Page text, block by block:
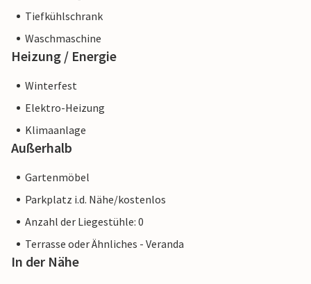
Tiefkühlschrank
Waschmaschine
Heizung / Energie
Winterfest
Elektro-Heizung
Klimaanlage
Außerhalb
Gartenmöbel
Parkplatz i.d. Nähe/kostenlos
Anzahl der Liegestühle: 0
Terrasse oder Ähnliches - Veranda
In der Nähe